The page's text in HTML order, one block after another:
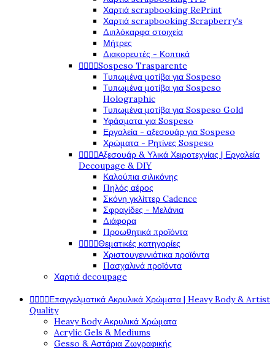
Χαρτιά scrapbooking RePrint
Χαρτιά scrapbooking Scrapberry's
Διπλόκαρφα στοιχεία
Μήτρες
Διακορευτές - Κοπτικά
Sospeso Trasparente
Τυπωμένα μοτίβα για Sospeso
Τυπωμένα μοτίβα για Sospeso
Holographic
Τυπωμένα μοτίβα για Sospeso Gold
Υφάσματα για Sospeso
Εργαλεία - αξεσουάρ για Sospeso
Χρώματα - Ρητίνες Sospeso
Αξεσουάρ & Υλικά Χειροτεχνίας | Εργαλεία
Decoupage & DIY
Καλούπια σιλικόνης
Πηλός αέρος
Σκόνη γκλίττερ Cadence
Σφραγίδες - Μελάνια
Διάφορα
Προωθητικά προϊόντα
Θεματικές κατηγορίες
Χριστουγεννιάτικα προϊόντα
Πασχαλινά προϊόντα
Χαρτιά decoupage
Επαγγελματικά Ακρυλικά Χρώματα | Heavy Body & Artist
Quality
Heavy Body Ακρυλικά Χρώματα
Acrylic Gels & Mediums
Gesso & Αστάρια Ζωγραφικής